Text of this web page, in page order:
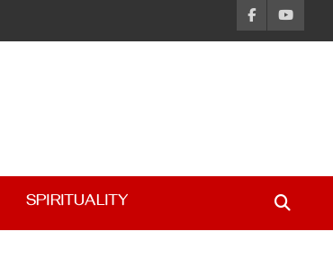
SPIRITUALITY